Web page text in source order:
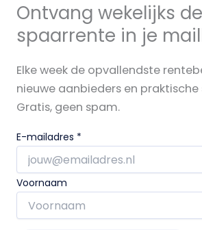
Ontvang wekelijks
spaarrente in je
Elke week de opvallendste
nieuwe aanbieders en
Gratis, geen spam.
E-mailadres *
Voornaam